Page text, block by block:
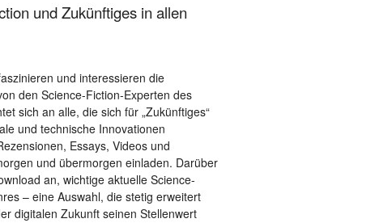
und Zukünftiges in allen
und interessieren die
den Science-Fiction-Experten des
sich an alle, die sich für „Zukünftiges“
und technische Innovationen
Essays, Videos und
und übermorgen einladen. Darüber
an, wichtige aktuelle Science-
– eine Auswahl, die stetig erweitert
digitalen Zukunft seinen Stellenwert